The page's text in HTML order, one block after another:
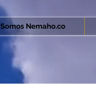
Somos Nemaho.co